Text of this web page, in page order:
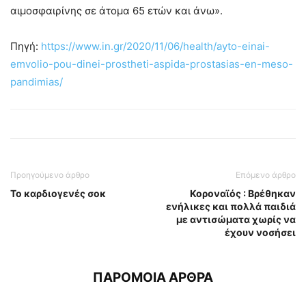
αιμοσφαιρίνης σε άτομα 65 ετών και άνω».
Πηγή: https://www.in.gr/2020/11/06/health/ayto-einai-
emvolio-pou-dinei-prostheti-aspida-prostasias-en-meso-
pandimias/
Προηγούμενο άρθρο
To καρδιογενές σοκ
Επόμενο άρθρο
Κοροναϊός : Βρέθηκαν
ενήλικες και πολλά παιδιά
με αντισώματα χωρίς να
έχουν νοσήσει
ΠΑΡΟΜΟΙΑ ΑΡΘΡΑ